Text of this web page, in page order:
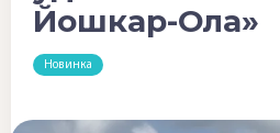
Йошкар-Ола»
Новинка